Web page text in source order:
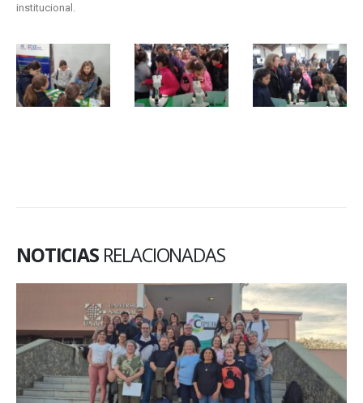
institucional.
NOTICIAS RELACIONADAS